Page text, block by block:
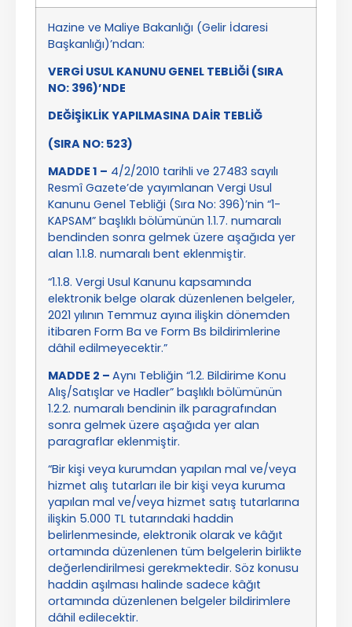
Hazine ve Maliye Bakanlığı (Gelir İdaresi
Başkanlığı)’ndan:
VERGİ USUL KANUNU GENEL TEBLİĞİ (SIRA
NO: 396)’NDE
DEĞİŞİKLİK YAPILMASINA DAİR TEBLİĞ
(SIRA NO: 523)
MADDE 1 – 4/2/2010 tarihli ve 27483 sayılı
Resmî Gazete’de yayımlanan Vergi Usul
Kanunu Genel Tebliği (Sıra No: 396)’nin “1-
KAPSAM” başlıklı bölümünün 1.1.7. numaralı
bendinden sonra gelmek üzere aşağıda yer
alan 1.1.8. numaralı bent eklenmiştir.
“1.1.8. Vergi Usul Kanunu kapsamında
elektronik belge olarak düzenlenen belgeler,
2021 yılının Temmuz ayına ilişkin dönemden
itibaren Form Ba ve Form Bs bildirimlerine
dâhil edilmeyecektir.”
MADDE 2 – Aynı Tebliğin “1.2. Bildirime Konu
Alış/Satışlar ve Hadler” başlıklı bölümünün
1.2.2. numaralı bendinin ilk paragrafından
sonra gelmek üzere aşağıda yer alan
paragraflar eklenmiştir.
“Bir kişi veya kurumdan yapılan mal ve/veya
hizmet alış tutarları ile bir kişi veya kuruma
yapılan mal ve/veya hizmet satış tutarlarına
ilişkin 5.000 TL tutarındaki haddin
belirlenmesinde, elektronik olarak ve kâğıt
ortamında düzenlenen tüm belgelerin birlikte
değerlendirilmesi gerekmektedir. Söz konusu
haddin aşılması halinde sadece kâğıt
ortamında düzenlenen belgeler bildirimlere
dâhil edilecektir.